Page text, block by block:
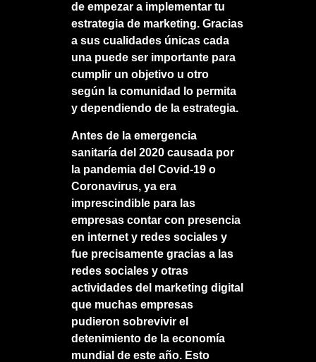
de empezar a implementar tu
estrategia de marketing. Gracias
a sus cualidades únicas cada
una puede ser importante para
cumplir un objetivo u otro
según la comunidad lo permita
y dependiendo de la estrategia.
Antes de la emergencia
sanitaría del 2020 causada por
la pandemia del Covid-19 o
Coronavirus, ya era
imprescindible para las
empresas contar con presencia
en internet y redes sociales y
fue precisamente gracias a las
redes sociales y otras
actividades del marketing digital
que muchas empresas
pudieron sobrevivir el
detenimiento de la economía
mundial de este año. Esto